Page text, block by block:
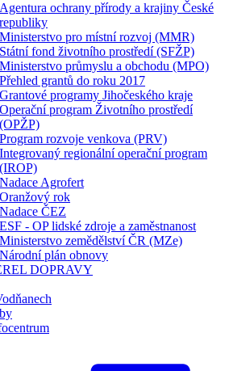
Agentura ochrany přírody a krajiny České
republiky
Ministerstvo pro místní rozvoj (MMR)
Státní fond životního prostředí (SFŽP)
Ministerstvo průmyslu a obchodu (MPO)
Přehled grantů do roku 2017
Grantové programy Jihočeského kraje
Operační program Životního prostředí
(OPŽP)
Program rozvoje venkova (PRV)
Integrovaný regionální operační program
(IROP)
Nadace Agrofert
Oranžový rok
Nadace ČEZ
ESF - OP lidské zdroje a zaměstnanost
Ministerstvo zemědělství ČR (MZe)
Národní plán obnovy
DOPRAVY